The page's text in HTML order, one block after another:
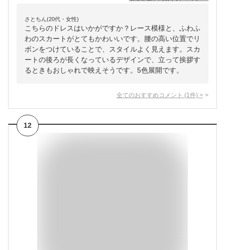
さとちん(20代・女性)
こちらのドレスはいかがですか？レース模様と、ふわふ
わのスカートがとてもかわいいです。腰の高い位置でリ
ボンをつけていることで、スタイルよく見えます。スカ
ートの後ろが長くなっているデザインで、立って挨拶す
るときもおしゃれで映えそうです。5色展開です。
全てのおすすめコメント (1 件) >
12